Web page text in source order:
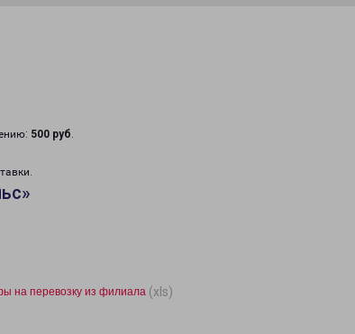
500 руб.
на перевозку из филиала (xls)